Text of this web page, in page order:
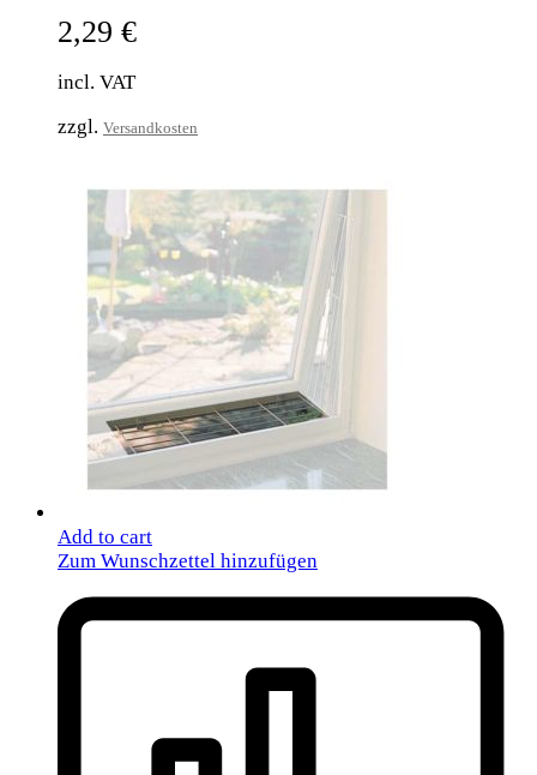
2,29 €
incl. VAT
zzgl. Versandkosten
Add to cart
Zum Wunschzettel hinzufügen